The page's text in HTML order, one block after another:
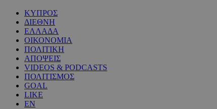
ΚΥΠΡΟΣ
ΔΙΕΘΝΗ
ΕΛΛΑΔΑ
ΟΙΚΟΝΟΜΙΑ
ΠΟΛΙΤΙΚΗ
ΑΠΟΨΕΙΣ
VIDEOS & PODCASTS
ΠΟΛΙΤΙΣΜΟΣ
GOAL
LIKE
EN